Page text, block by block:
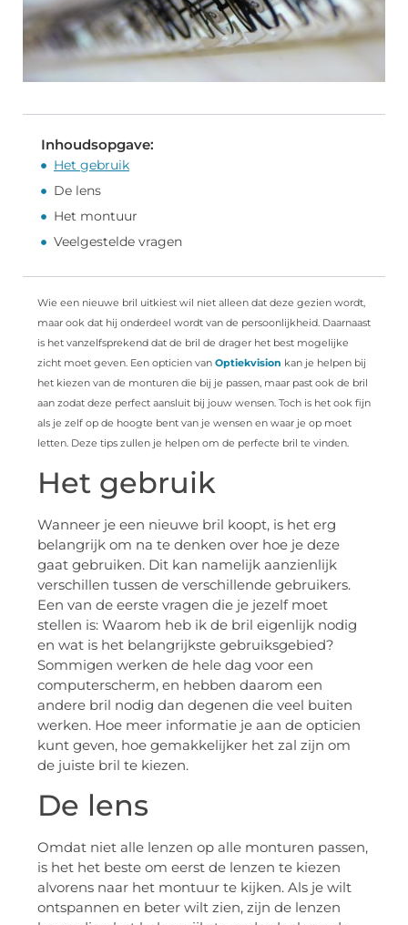
Inhoudsopgave:
Het gebruik
De lens
Het montuur
Veelgestelde vragen
Wie een nieuwe bril uitkiest wil niet alleen dat deze gezien wordt,
maar ook dat hij onderdeel wordt van de persoonlijkheid. Daarnaast
is het vanzelfsprekend dat de bril de drager het best mogelijke
zicht moet geven. Een opticien van Optiekvision kan je helpen bij
het kiezen van de monturen die bij je passen, maar past ook de bril
aan zodat deze perfect aansluit bij jouw wensen. Toch is het ook fijn
als je zelf op de hoogte bent van je wensen en waar je op moet
letten. Deze tips zullen je helpen om de perfecte bril te vinden.
Het gebruik
Wanneer je een nieuwe bril koopt, is het erg
belangrijk om na te denken over hoe je deze
gaat gebruiken. Dit kan namelijk aanzienlijk
verschillen tussen de verschillende gebruikers.
Een van de eerste vragen die je jezelf moet
stellen is: Waarom heb ik de bril eigenlijk nodig
en wat is het belangrijkste gebruiksgebied?
Sommigen werken de hele dag voor een
computerscherm, en hebben daarom een ​​
andere bril nodig dan degenen die veel buiten
werken. Hoe meer informatie je aan de opticien
kunt geven, hoe gemakkelijker het zal zijn om
de juiste bril te kiezen.
De lens
Omdat niet alle lenzen op alle monturen passen,
is het het beste om eerst de lenzen te kiezen
alvorens naar het montuur te kijken. Als je wilt
ontspannen en beter wilt zien, zijn de lenzen